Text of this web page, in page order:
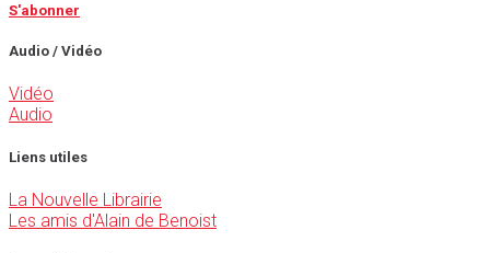
S'abonner
Audio / Vidéo
Vidéo
Audio
Liens utiles
La Nouvelle Librairie
Les amis d'Alain de Benoist